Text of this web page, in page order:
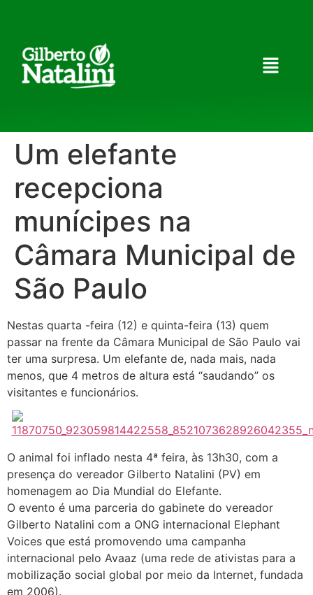
Um elefante
recepciona
munícipes na
Câmara Municipal de
São Paulo
Nestas quarta -feira (12) e quinta-feira (13) quem
passar na frente da Câmara Municipal de São Paulo vai
ter uma surpresa. Um elefante de, nada mais, nada
menos, que 4 metros de altura está “saudando” os
visitantes e funcionários.
O animal foi inflado nesta 4ª feira, às 13h30, com a
presença do vereador Gilberto Natalini (PV) em
homenagem ao Dia Mundial do Elefante.
O evento é uma parceria do gabinete do vereador
Gilberto Natalini com a ONG internacional Elephant
Voices que está promovendo uma campanha
internacional pelo Avaaz (uma rede de ativistas para a
mobilização social global por meio da Internet, fundada
em 2006).